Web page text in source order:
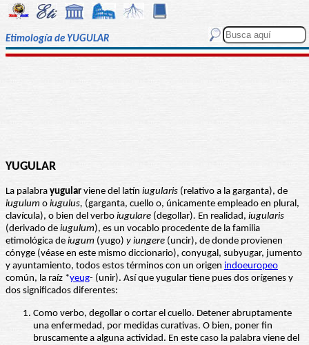
Etimología de YUGULAR
YUGULAR
La palabra yugular viene del latín iugularis (relativo a la garganta), de
iugulum o iugulus, (garganta, cuello o, únicamente empleado en plural,
clavícula), o bien del verbo iugulare (degollar). En realidad, iugularis
(derivado de iugulum), es un vocablo procedente de la familia
etimológica de iugum (yugo) y iungere (uncir), de donde provienen
cónyge (véase en este mismo diccionario), conyugal, subyugar, jumento
y ayuntamiento, todos estos términos con un origen indoeuropeo
común, la raíz *yeug- (unir). Así que yugular tiene pues dos orígenes y
dos significados diferentes:
Como verbo, degollar o cortar el cuello. Detener abruptamente
una enfermedad, por medidas curativas. O bien, poner fin
bruscamente a alguna actividad. En este caso la palabra viene del